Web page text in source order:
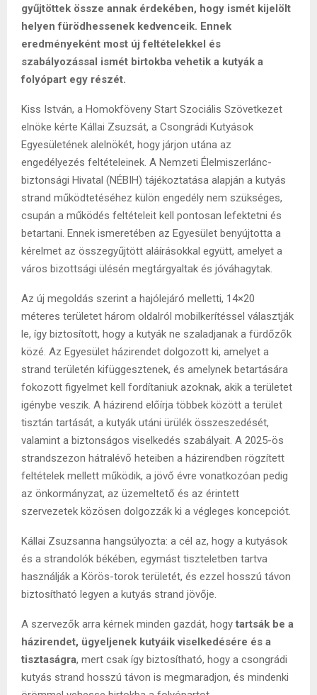
gyűjtöttek össze annak érdekében, hogy ismét kijelölt
helyen fürödhessenek kedvenceik. Ennek
eredményeként most új feltételekkel és
szabályozással ismét birtokba vehetik a kutyák a
folyópart egy részét.
Kiss István, a Homokföveny Start Szociális Szövetkezet
elnöke kérte Kállai Zsuzsát, a Csongrádi Kutyások
Egyesületének alelnökét, hogy járjon utána az
engedélyezés feltételeinek. A Nemzeti Élelmiszerlánc-
biztonsági Hivatal (NÉBIH) tájékoztatása alapján a kutyás
strand működtetéséhez külön engedély nem szükséges,
csupán a működés feltételeit kell pontosan lefektetni és
betartani. Ennek ismeretében az Egyesület benyújtotta a
kérelmet az összegyűjtött aláírásokkal együtt, amelyet a
város bizottsági ülésén megtárgyaltak és jóváhagytak.
Az új megoldás szerint a hajólejáró melletti, 14×20
méteres területet három oldalról mobilkerítéssel választják
le, így biztosított, hogy a kutyák ne szaladjanak a fürdőzők
közé. Az Egyesület házirendet dolgozott ki, amelyet a
strand területén kifüggesztenek, és amelynek betartására
fokozott figyelmet kell fordítaniuk azoknak, akik a területet
igénybe veszik. A házirend előírja többek között a terület
tisztán tartását, a kutyák utáni ürülék összeszedését,
valamint a biztonságos viselkedés szabályait. A 2025-ös
strandszezon hátralévő heteiben a házirendben rögzített
feltételek mellett működik, a jövő évre vonatkozóan pedig
az önkormányzat, az üzemeltető és az érintett
szervezetek közösen dolgozzák ki a végleges koncepciót.
Kállai Zsuzsanna hangsúlyozta: a cél az, hogy a kutyások
és a strandolók békében, egymást tiszteletben tartva
használják a Körös-torok területét, és ezzel hosszú távon
biztosítható legyen a kutyás strand jövője.
A szervezők arra kérnek minden gazdát, hogy tartsák be a
házirendet, ügyeljenek kutyáik viselkedésére és a
tisztaságra, mert csak így biztosítható, hogy a csongrádi
kutyás strand hosszú távon is megmaradjon, és mindenki